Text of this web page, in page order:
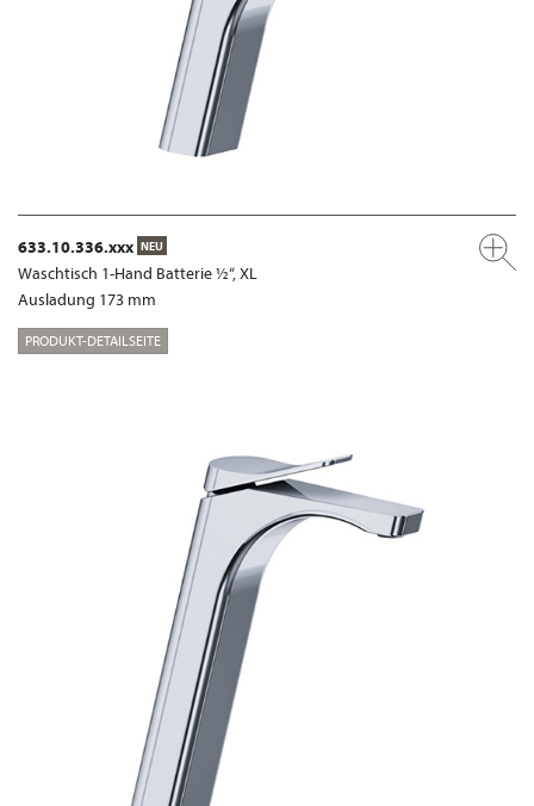
633.10.336.xxx NEU
Waschtisch 1-Hand Batterie ½“, XL
Ausladung 173 mm
PRODUKT-DETAILSEITE